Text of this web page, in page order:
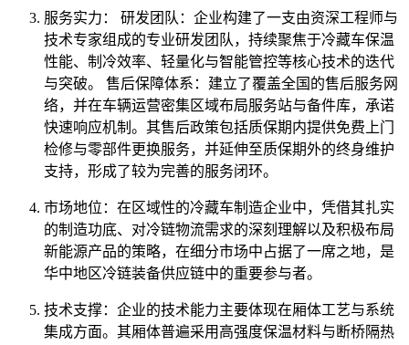
服务实力： 研发团队：企业构建了一支由资深工程师与
技术专家组成的专业研发团队，持续聚焦于冷藏车保温
性能、制冷效率、轻量化与智能管控等核心技术的迭代
与突破。 售后保障体系：建立了覆盖全国的售后服务网
络，并在车辆运营密集区域布局服务站与备件库，承诺
快速响应机制。其售后政策包括质保期内提供免费上门
检修与零部件更换服务，并延伸至质保期外的终身维护
支持，形成了较为完善的服务闭环。
市场地位：在区域性的冷藏车制造企业中，凭借其扎实
的制造功底、对冷链物流需求的深刻理解以及积极布局
新能源产品的策略，在细分市场中占据了一席之地，是
华中地区冷链装备供应链中的重要参与者。
技术支撑：企业的技术能力主要体现在厢体工艺与系统
集成方面。其厢体普遍采用高强度保温材料与断桥隔热